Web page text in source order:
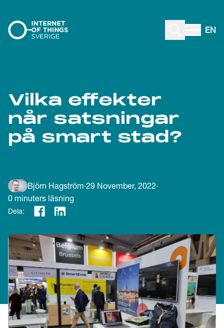
Gå till innehåll
EN
Vilka effekter
når satsningar
på smart stad?
Björn Hagström·29 November, 2022·
0 minuters läsning
Dela: